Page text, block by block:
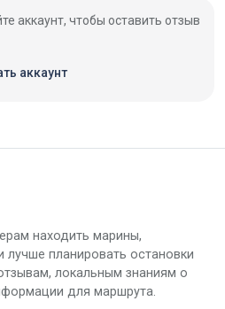
аккаунт, чтобы оставить отзыв
аккаунт
находить марины,
лучше планировать остановки
локальным знаниям о
для маршрута.